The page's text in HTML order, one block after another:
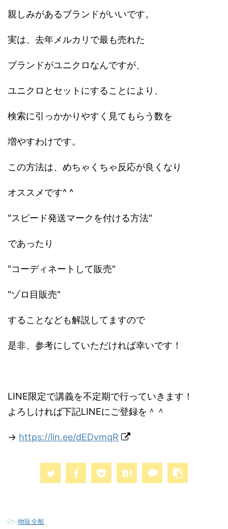
親しみがあるブランドがいいです。
実は、去年メルカリで最も売れた
ブランドがユニクロなんですが、
ユニクロとセットにすることにより、
検索に引っかかりやすく見てもらう数を
増やすわけです。
この方法は、めちゃくちゃ反応が良くなり
オススメです^ ^
"スピード発送マークを付ける方法"
であったり
"コーディネートして販売"
"ゾロ目販売"
することなども解説してますので
是非、参考にしていただければ幸いです！
LINE限定で講義を不定期で行っていきます！
よろしければ下記LINEにご登録を＾＾
→ https://lin.ee/dEDvmqR
-物販全般